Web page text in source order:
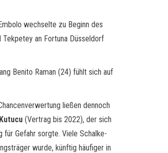
wechselte zu Beginn des
an Fortuna Düsseldorf
Benito Raman (24) fühlt sich auf
ließen dennoch
(Vertrag bis 2022), der sich
Gefahr sorgte. Viele Schalke-
wurde, künftig häufiger in